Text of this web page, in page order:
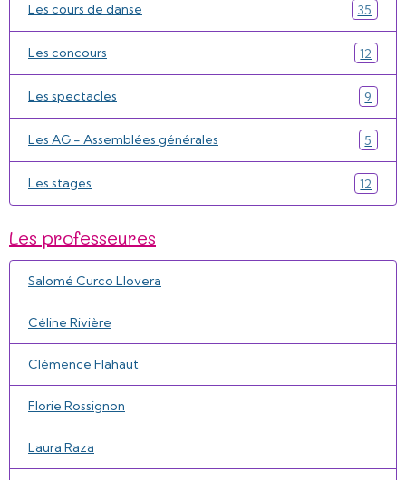
Les cours de danse 35
Les concours 12
Les spectacles 9
Les AG - Assemblées générales 5
Les stages 12
Les professeures
Salomé Curco Llovera
Céline Rivière
Clémence Flahaut
Florie Rossignon
Laura Raza